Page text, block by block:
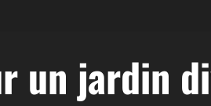
un jardin